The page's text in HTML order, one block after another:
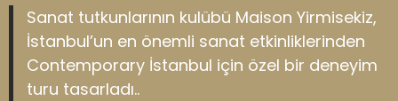
Sanat tutkunlarının kulübü Maison Yirmisekiz,
İstanbul’un en önemli sanat etkinliklerinden
Contemporary İstanbul için özel bir deneyim
turu tasarladı..